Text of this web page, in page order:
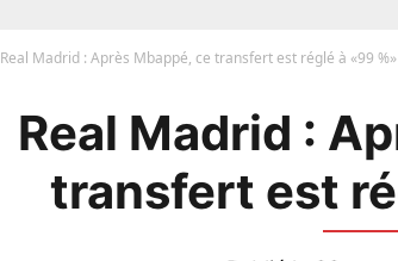
Real Madrid : Après Mbappé, ce transfert est réglé à «99 %»
Real Madrid :
transfert est